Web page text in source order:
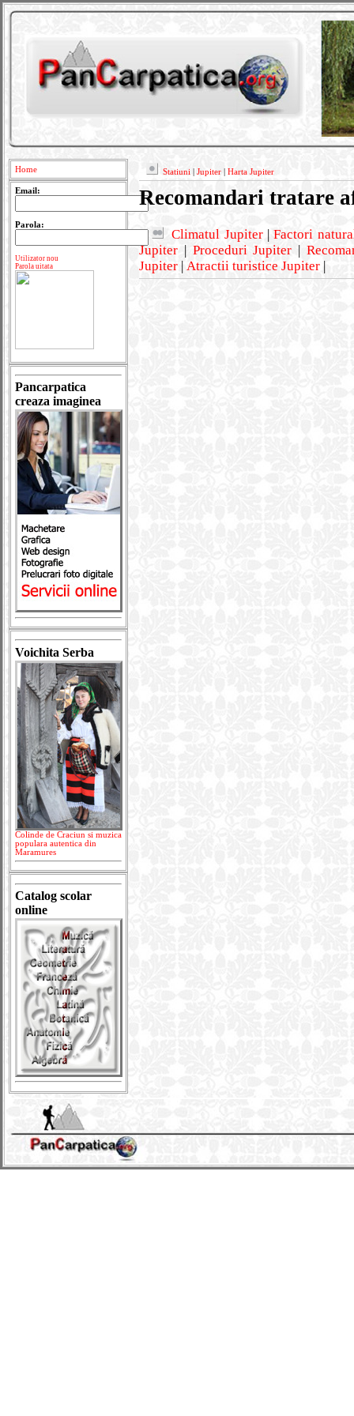
Home
Email:
Parola:
Utilizator nou
Parola uitata
Pancarpatica
creaza imaginea
Voichita Serba
Colinde de Craciun si muzica
populara autentica din
Maramures
Catalog scolar
online
Statiuni Jupiter Harta Jupiter
Recomandari tratare
Climatul Jupiter|Factori
Jupiter | Proceduri Jupiter |
Jupiter | Atractii turistice Jupiter |